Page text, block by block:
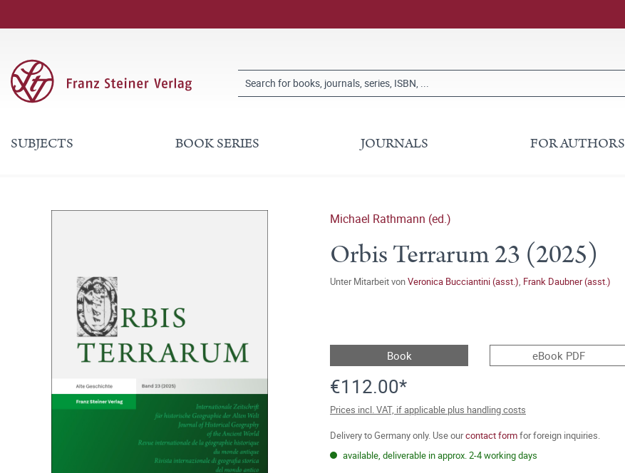
SUBJECTS BOOK SERIES JOURNALS FOR AUTHORS
Michael Rathmann (ed.)
Orbis Terrarum 23 (2025)
Unter Mitarbeit vonVeronica Bucciantini (asst.), Frank Daubner (asst.)
Book eBook PDF
€112.00*
Prices incl. VAT, if applicable plus handling costs
Delivery to Germany only. Use ourcontact formfor foreign inquiries.
available, deliverable in approx. 2-4 working days